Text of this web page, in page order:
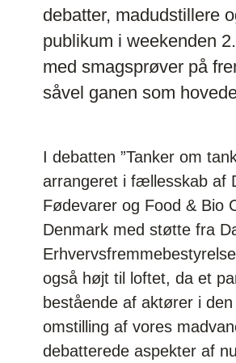
debatter, madudstillere
publikum i weekenden
med smagsprøver på
såvel ganen som
I debatten ”Tanker om
arrangeret i fællesskab af
Fødevarer og Food & Bio
Denmark med støtte fra
også højt til loftet, da et
bestående af aktører i
omstilling af vores
debatterede aspekter af